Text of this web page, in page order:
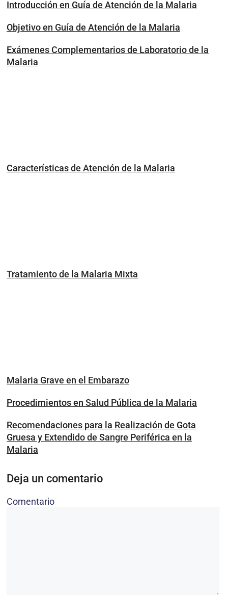
Introducción en Guía de Atención de la Malaria
Objetivo en Guía de Atención de la Malaria
Exámenes Complementarios de Laboratorio de la
Malaria
Características de Atención de la Malaria
Tratamiento de la Malaria Mixta
Malaria Grave en el Embarazo
Procedimientos en Salud Pública de la Malaria
Recomendaciones para la Realización de Gota
Gruesa y Extendido de Sangre Periférica en la
Malaria
Deja un comentario
Comentario